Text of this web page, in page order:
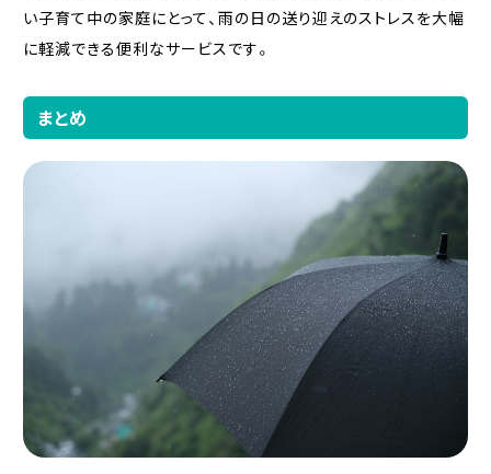
い子育て中の家庭にとって、雨の日の送り迎えのストレスを大幅
に軽減できる便利なサービスです。
まとめ